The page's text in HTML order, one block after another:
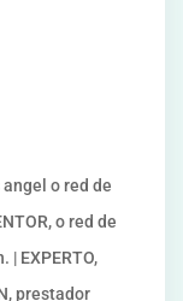
angel o red de
o red de
EXPERTO,
prestador